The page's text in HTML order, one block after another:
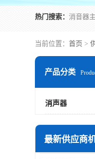
热门搜索：
当前位置： 首页 >
产品分类
消声器
最新供应商